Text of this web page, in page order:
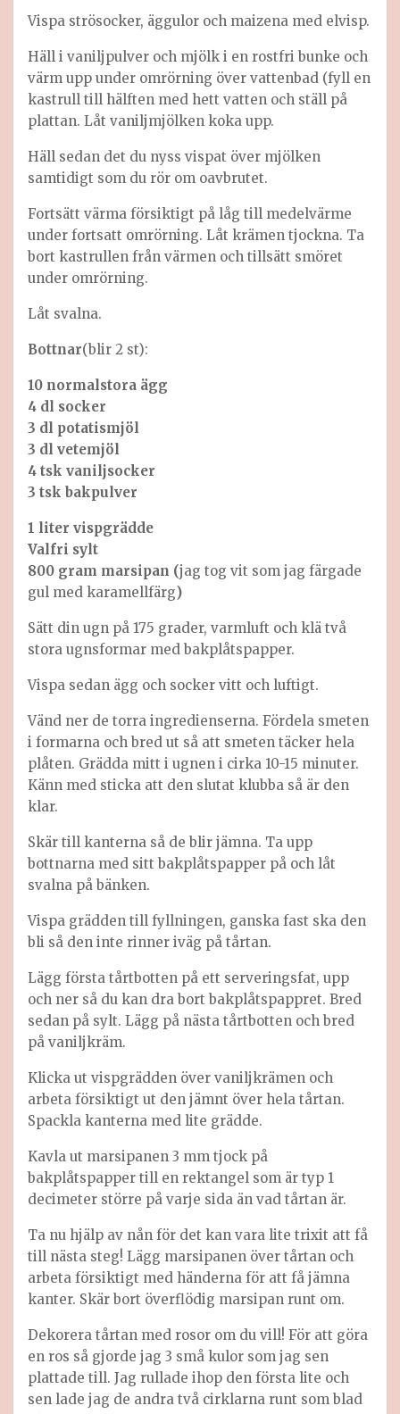
Vispa strösocker, äggulor och maizena med elvisp.
Häll i vaniljpulver och mjölk i en rostfri bunke och
värm upp under omrörning över vattenbad (fyll en
kastrull till hälften med hett vatten och ställ på
plattan. Låt vaniljmjölken koka upp.
Häll sedan det du nyss vispat över mjölken
samtidigt som du rör om oavbrutet.
Fortsätt värma försiktigt på låg till medelvärme
under fortsatt omrörning. Låt krämen tjockna. Ta
bort kastrullen från värmen och tillsätt smöret
under omrörning.
Låt svalna.
Bottnar(blir 2 st):
10 normalstora ägg
4 dl socker
3 dl potatismjöl
3 dl vetemjöl
4 tsk vaniljsocker
3 tsk bakpulver
1 liter vispgrädde
Valfri sylt
800 gram marsipan (jag tog vit som jag färgade
gul med karamellfärg)
Sätt din ugn på 175 grader, varmluft och klä två
stora ugnsformar med bakplåtspapper.
Vispa sedan ägg och socker vitt och luftigt.
Vänd ner de torra ingredienserna. Fördela smeten
i formarna och bred ut så att smeten täcker hela
plåten. Grädda mitt i ugnen i cirka 10-15 minuter.
Känn med sticka att den slutat klubba så är den
klar.
Skär till kanterna så de blir jämna. Ta upp
bottnarna med sitt bakplåtspapper på och låt
svalna på bänken.
Vispa grädden till fyllningen, ganska fast ska den
bli så den inte rinner iväg på tårtan.
Lägg första tårtbotten på ett serveringsfat, upp
och ner så du kan dra bort bakplåtspappret. Bred
sedan på sylt. Lägg på nästa tårtbotten och bred
på vaniljkräm.
Klicka ut vispgrädden över vaniljkrämen och
arbeta försiktigt ut den jämnt över hela tårtan.
Spackla kanterna med lite grädde.
Kavla ut marsipanen 3 mm tjock på
bakplåtspapper till en rektangel som är typ 1
decimeter större på varje sida än vad tårtan är.
Ta nu hjälp av nån för det kan vara lite trixit att få
till nästa steg! Lägg marsipanen över tårtan och
arbeta försiktigt med händerna för att få jämna
kanter. Skär bort överflödig marsipan runt om.
Dekorera tårtan med rosor om du vill! För att göra
en ros så gjorde jag 3 små kulor som jag sen
plattade till. Jag rullade ihop den första lite och
sen lade jag de andra två cirklarna runt som blad